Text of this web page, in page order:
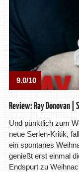
9.0/10
Review: Ray Donovan
Und pünktlich zum
neue Serien-Kritik,
ein spontanes
genießt erst einmal
Endspurt zu